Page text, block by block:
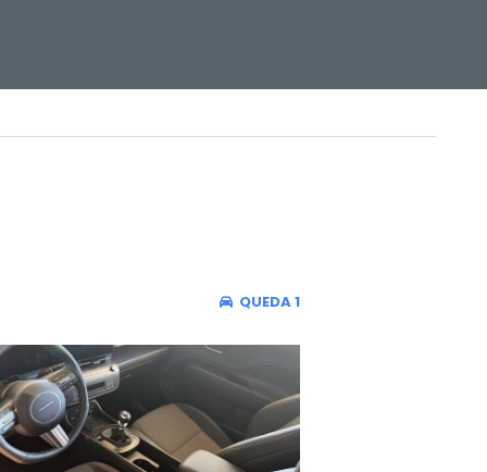
QUEDA 1